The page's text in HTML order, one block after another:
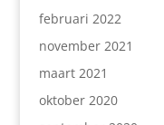
februari 2022
november 2021
maart 2021
oktober 2020